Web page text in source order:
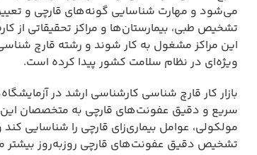
می‌شود و مهارت شناسایی گونه‌های قارچی و
تشخیص طبی، بیمارستان‌ها و مراکز تحقیقاتی از
این مراکز مشغول به کار شوند و رشته قارچ
ویژه‌ای در نظام سلامت کشور پیدا کرده است.
بازار کار قارچ شناسی کارشناسی ارشد در
سریع و دقیق عفونت‌های قارچی به متخصصان
مولکولی، عوامل بیماری‌زای قارچی را شناسایی
تشخیص دقیق عفونت‌های قارچی روزبه‌روز بیشتر